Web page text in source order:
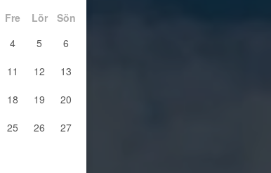
Fre Lör
Sön
4 5
6
11 12
13
18 19
20
25 26
27